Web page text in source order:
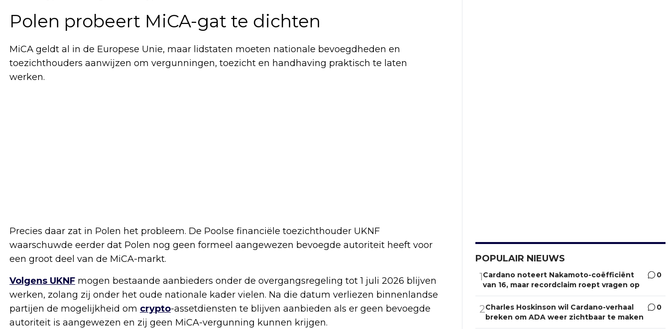
Polen probeert MiCA-gat te dichten
MiCA geldt al in de Europese Unie, maar lidstaten moeten nationale bevoegdheden en
toezichthouders aanwijzen om vergunningen, toezicht en handhaving praktisch te laten
werken.
Precies daar zat in Polen het probleem. De Poolse financiële toezichthouder UKNF
waarschuwde eerder dat Polen nog geen formeel aangewezen bevoegde autoriteit heeft voor
een groot deel van de MiCA-markt.
Volgens UKNF mogen bestaande aanbieders onder de overgangsregeling tot 1 juli 2026 blijven
werken, zolang zij onder het oude nationale kader vielen. Na die datum verliezen binnenlandse
partijen de mogelijkheid om crypto-assetdiensten te blijven aanbieden als er geen bevoegde
autoriteit is aangewezen en zij geen MiCA-vergunning kunnen krijgen.
POPULAIR NIEUWS
1Cardano noteert Nakamoto-coëfficiënt
van 16, maar recordclaim roept vragen op
0
2Charles Hoskinson wil Cardano-verhaal
breken om ADA weer zichtbaar te maken
0